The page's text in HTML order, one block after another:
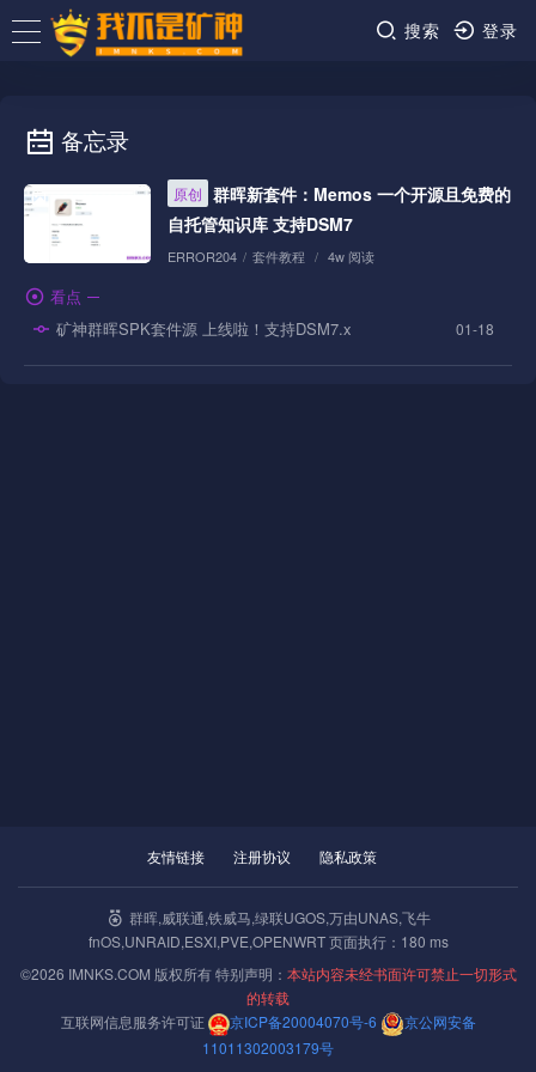
搜索 登录
备忘录
原创 群晖新套件：Memos 一个开源且免费的
自托管知识库 支持DSM7
ERROR204 / 套件教程 / 4w 阅读
看点
矿神群晖SPK套件源 上线啦！支持DSM7.x
01-18
友情链接 注册协议 隐私政策
群晖,威联通,铁威马,绿联UGOS,万由UNAS,飞牛
fnOS,UNRAID,ESXI,PVE,OPENWRT 页面执行：180 ms
©2026 IMNKS.COM 版权所有 特别声明： 本站内容未经书面许可禁止一切形式
的转载
互联网信息服务许可证
京ICP备20004070号-6
京公网安备
11011302003179号